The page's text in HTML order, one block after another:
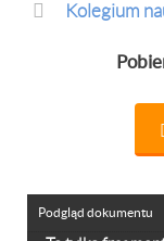
Kolegium
Podgląd dokumentu